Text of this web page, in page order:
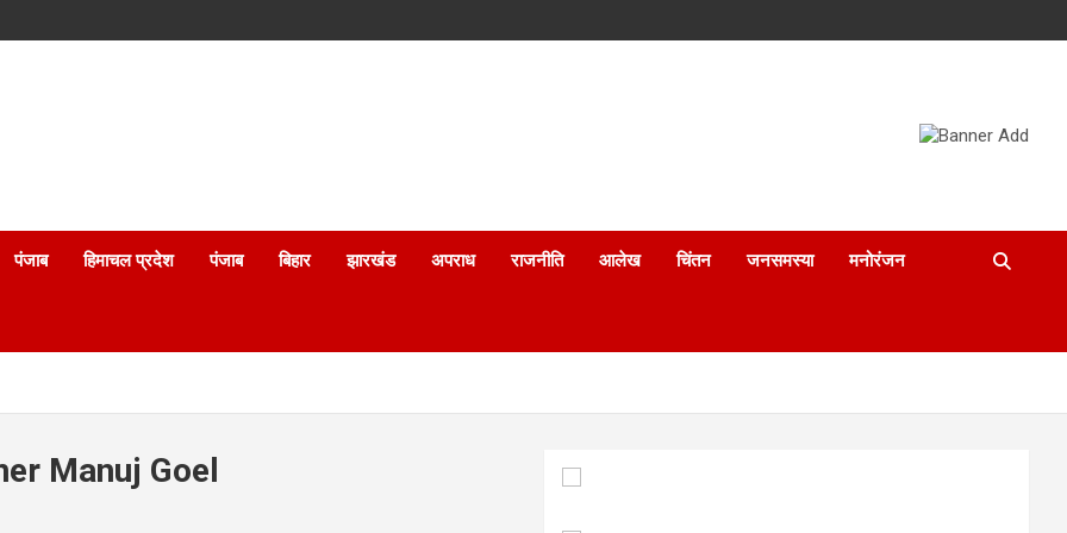
पंजाब हिमाचल प्रदेश पंजाब बिहार झारखंड अपराध राजनीति आलेख चिंतन जनसमस्या मनोरंजन
Manuj Goel